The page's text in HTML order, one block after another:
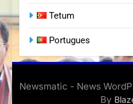
Tetum
Portugues
Newsmatic - News
By